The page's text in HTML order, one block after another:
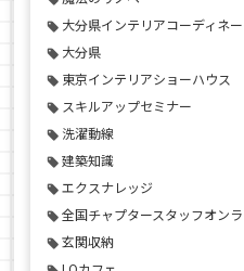
大分県インテリアコーディネ
大分県
東京インテリアショーハウス
スキルアップセミナー
洗濯動線
建築知識
エクスナレッジ
全国チャプタースタッフオン
玄関収納